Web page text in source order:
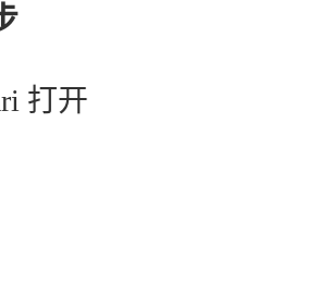
打开